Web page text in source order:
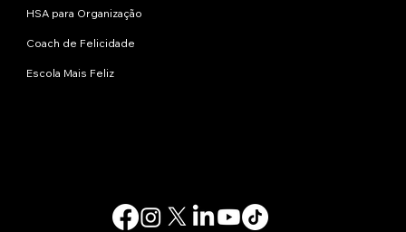
HSA para Organização
Coach de Felicidade
Escola Mais Feliz